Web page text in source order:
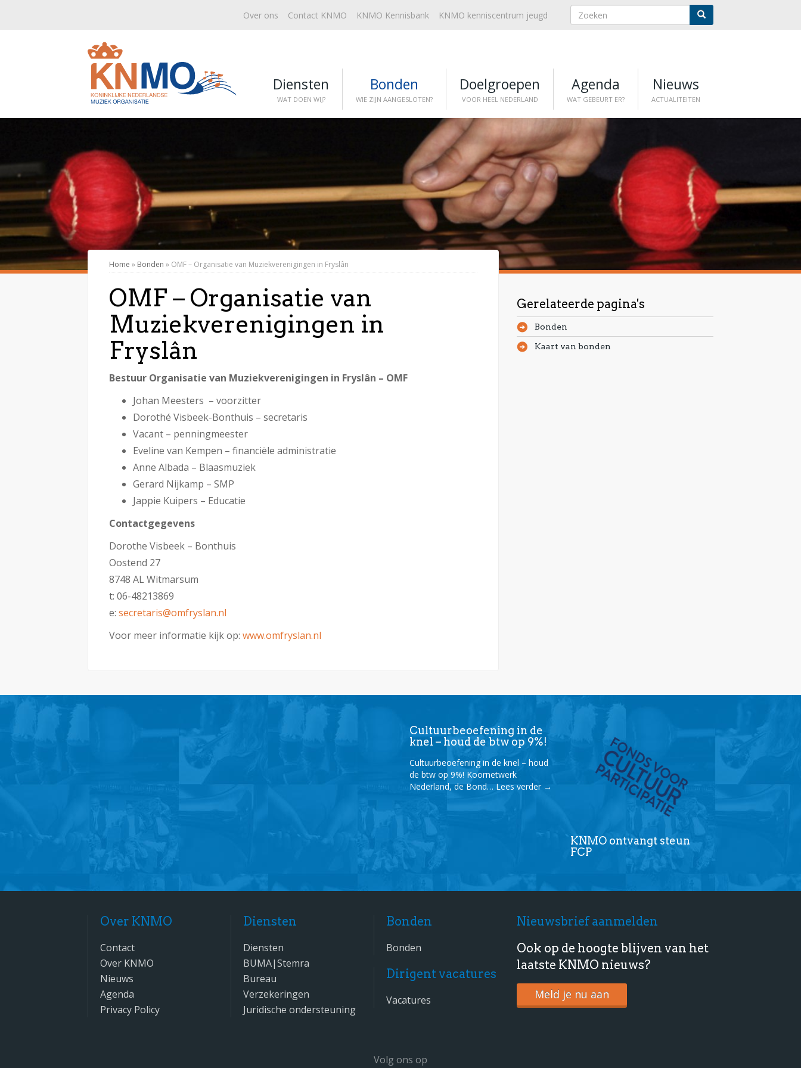
Over ons Contact KNMO KNMO Kennisbank KNMO kenniscentrum jeugd
Diensten
WAT DOEN WIJ?
Bonden
WIE ZIJN AANGESLOTEN?
Doelgroepen
VOOR HEEL NEDERLAND
Agenda
WAT GEBEURT ER?
Nieuws
ACTUALITEITEN
Home » Bonden » OMF – Organisatie van Muziekverenigingen in Fryslân
OMF – Organisatie van
Muziekverenigingen in
Fryslân
Bestuur Organisatie van Muziekverenigingen in Fryslân – OMF
Johan Meesters – voorzitter
Dorothé Visbeek-Bonthuis – secretaris
Vacant – penningmeester
Eveline van Kempen – financiële administratie
Anne Albada – Blaasmuziek
Gerard Nijkamp – SMP
Jappie Kuipers – Educatie
Contactgegevens
Dorothe Visbeek – Bonthuis
Oostend 27
8748 AL Witmarsum
t: 06-48213869
e: secretaris@omfryslan.nl
Voor meer informatie kijk op: www.omfryslan.nl
Gerelateerde pagina's
Bonden
Kaart van bonden
Cultuurbeoefening in de
knel – houd de btw op 9%!
Cultuurbeoefening in de knel – houd
de btw op 9%! Koornetwerk
Nederland, de Bond… Lees verder →
KNMO ontvangt steun
FCP
Over KNMO
Contact
Over KNMO
Nieuws
Agenda
Privacy Policy
Diensten
Diensten
BUMA|Stemra
Bureau
Verzekeringen
Juridische ondersteuning
Bonden
Bonden
Dirigent vacatures
Vacatures
Nieuwsbrief aanmelden
Ook op de hoogte blijven van het
laatste KNMO nieuws?
Meld je nu aan
Volg ons op